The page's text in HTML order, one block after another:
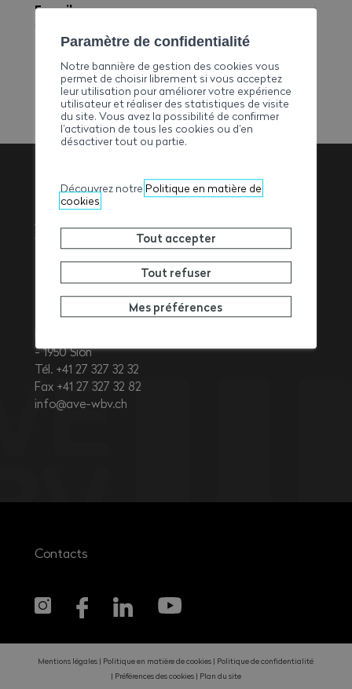
E-mail
Téléphone
+41319905358
Association
Valaisanne des
Entrepreneurs
1950 Sion
Tél. +41 27 327 32 32
Fax +41 27 327 32 82
info@ave-wbv.ch
Contacts
Mentions légales Politique en matière de cookies
Politique de confidentialité
Préférences des cookies
Plan du site
Paramètre de confidentialité
Notre bannière de gestion des cookies vous
permet de choisir librement si vous acceptez
leur utilisation pour améliorer votre expérience
utilisateur et réaliser des statistiques de visite
du site. Vous avez la possibilité de confirmer
l’activation de tous les cookies ou d’en
désactiver tout ou partie.
Découvrez notre Politique en matière de
cookies
Tout accepter
Tout refuser
Mes préférences